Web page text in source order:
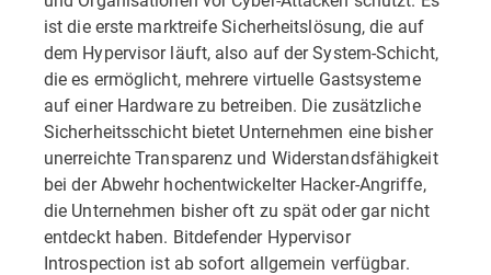
ist die erste marktreife Sicherheitslösung, die auf
dem Hypervisor läuft, also auf der System-Schicht,
die es ermöglicht, mehrere virtuelle Gastsysteme
auf einer Hardware zu betreiben. Die zusätzliche
Sicherheitsschicht bietet Unternehmen eine bisher
unerreichte Transparenz und Widerstandsfähigkeit
bei der Abwehr hochentwickelter Hacker-Angriffe,
die Unternehmen bisher oft zu spät oder gar nicht
entdeckt haben. Bitdefender Hypervisor
Introspection ist ab sofort allgemein verfügbar.